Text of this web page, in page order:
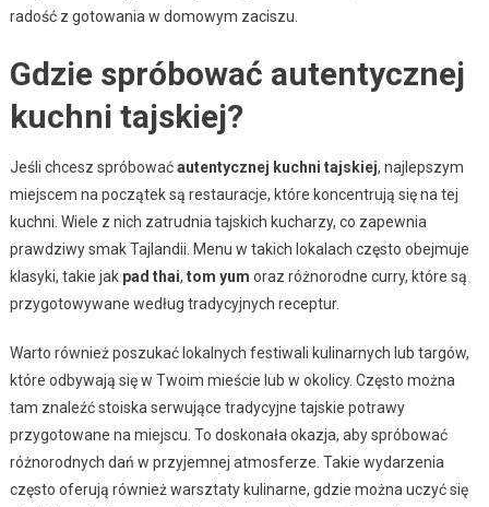
radość z gotowania w domowym zaciszu.
Gdzie spróbować autentycznej
kuchni tajskiej?
Jeśli chcesz spróbowaćautentycznej kuchni tajskiej, najlepszym
miejscem na początek są restauracje, które koncentrują się na tej
kuchni. Wiele z nich zatrudnia tajskich kucharzy, co zapewnia
prawdziwy smak Tajlandii. Menu w takich lokalach często obejmuje
klasyki, takie jak pad thai, tom yum oraz różnorodne curry, które są
przygotowywane według tradycyjnych receptur.
Warto również poszukać lokalnych festiwali kulinarnych lub targów,
które odbywają się w Twoim mieście lub w okolicy. Często można
tam znaleźć stoiska serwujące tradycyjne tajskie potrawy
przygotowane na miejscu. To doskonała okazja, aby spróbować
różnorodnych dań w przyjemnej atmosferze. Takie wydarzenia
często oferują również warsztaty kulinarne, gdzie można uczyć się